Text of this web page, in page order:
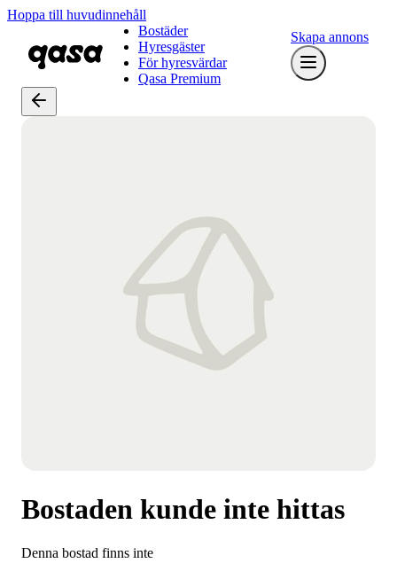
Hoppa till huvudinnehåll
Bostäder
Hyresgäster
För hyresvärdar
Qasa Premium
Skapa annons
Bostaden kunde inte hittas
Denna bostad finns inte